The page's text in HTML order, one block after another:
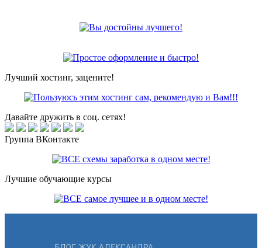
Лучший хостинг, зацените!
Давайте дружить в соц. сетях!
Группа ВКонтакте
Лучшие обучающие курсы